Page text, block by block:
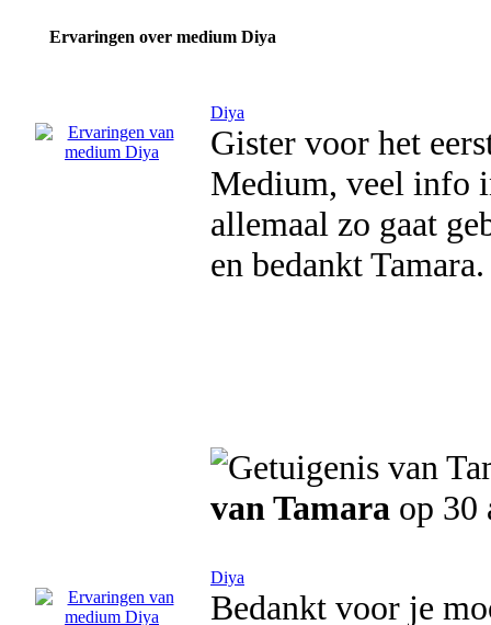
Ervaringen over medium Diya
Diya
Gister voor het
Medium, veel info
allemaal zo gaat
en bedankt Tamara.
van Tamara op 30
Diya
Bedankt voor je